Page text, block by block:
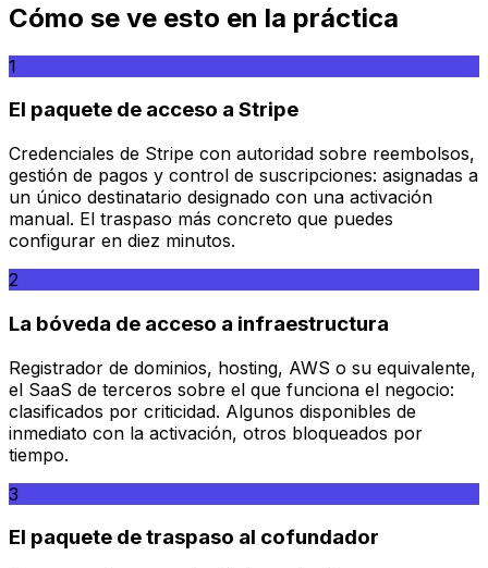
Cómo se ve esto en la práctica
1
El paquete de acceso a Stripe
Credenciales de Stripe con autoridad sobre reembolsos,
gestión de pagos y control de suscripciones: asignadas a
un único destinatario designado con una activación
manual. El traspaso más concreto que puedes
configurar en diez minutos.
2
La bóveda de acceso a infraestructura
Registrador de dominios, hosting, AWS o su equivalente,
el SaaS de terceros sobre el que funciona el negocio:
clasificados por criticidad. Algunos disponibles de
inmediato con la activación, otros bloqueados por
tiempo.
3
El paquete de traspaso al cofundador